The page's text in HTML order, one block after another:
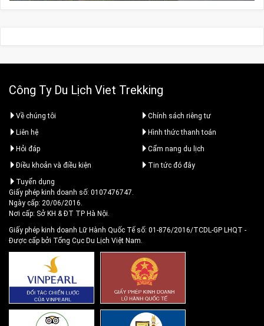
Công Ty Du Lịch Viet Trekking
Về chúng tôi
Chính sách riêng tư
Liên hệ
Hình thức thanh toán
Hỏi đáp
Cẩm nang du lịch
Điều khoản và điều kiện
Tin tức đó đây
Tuyển dụng
Giấy phép kinh doanh số: 0107476747.
Ngày cấp: 20/06/2016.
Nơi cấp: Sở KH & ĐT TP Hà Nội.
Giấy phép kinh doanh Lữ Hành Quốc Tế số: 01-876/2016/TCDL-GP LHQT -
Được cấp bởi Tổng Cục Du Lịch Việt Nam.